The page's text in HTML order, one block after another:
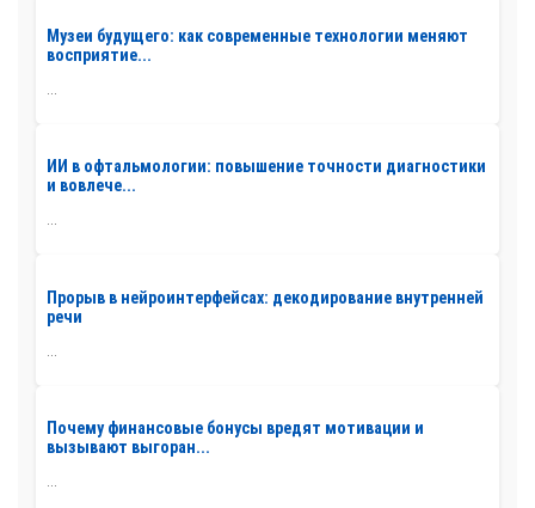
Музеи будущего: как современные технологии меняют
восприятие...
ИИ в офтальмологии: повышение точности диагностики
и вовлече...
...
Прорыв в нейроинтерфейсах: декодирование внутренней
речи
Почему финансовые бонусы вредят мотивации и
вызывают выгоран...
...